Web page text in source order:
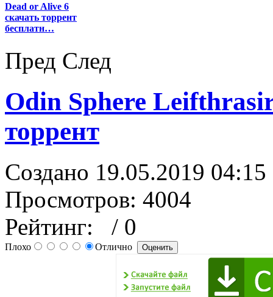
Dead or Alive 6
скачать торрент
бесплатн…
Пред След
Odin Sphere
торрент
Создано 19.05.2019 04:15
Просмотров: 4004
Рейтинг:
/ 0
Плохо Отлично